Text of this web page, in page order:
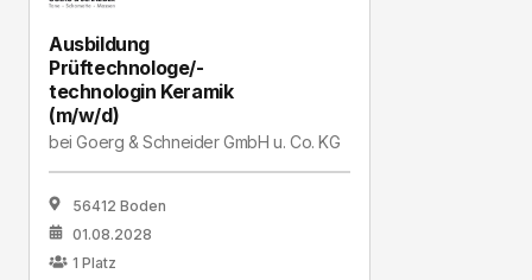
Ausbildung
Prüftechnologe/-
technologin Keramik
(m/w/d)
beiGoerg & Schneider GmbH u. Co. KG
56412 Boden
01.08.2028
1 Platz